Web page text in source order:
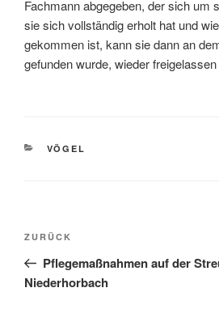
Fachmann abgegeben, der sich um
sie sich vollständig erholt hat und
gekommen ist, kann sie dann an
gefunden wurde, wieder
KATEGORIEN
VÖGEL
Beitragsnavigation
Vorheriger
Beitrag
ZURÜCK
Pflegemaßnahmen auf der
Niederhorbach